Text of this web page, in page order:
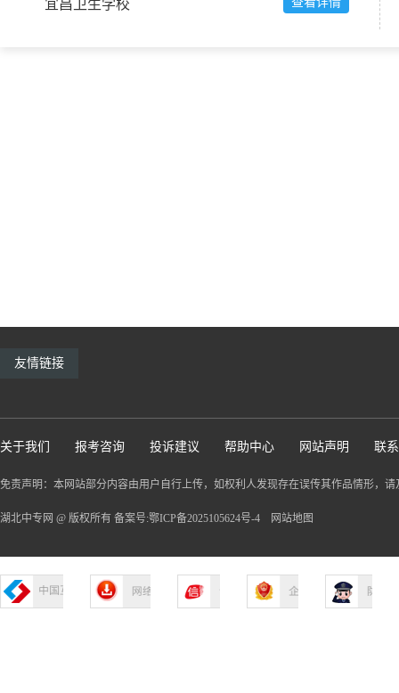
宜昌卫生学校
友情链接
关于我们 报考咨询 投诉建议 帮助中心 网站声明 联
免责声明：本网站部分内容由用户自行上传，如权利人发现存在误传其作品情形，
湖北中专网 @ 版权所有 备案号:鄂ICP备2025105624号-4 网站地图